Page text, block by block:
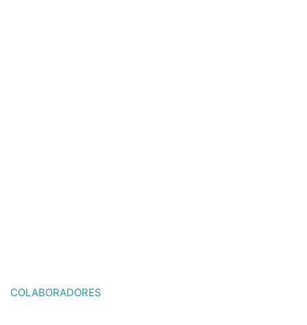
COLABORADORES